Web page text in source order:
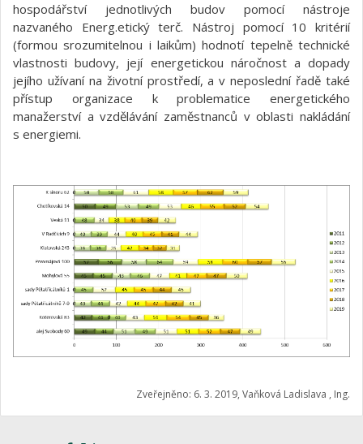
hospodářství jednotlivých budov pomocí nástroje
nazvaného Energ.etický terč. Nástroj pomocí 10 kritérií
(formou srozumitelnou i laikům) hodnotí tepelně technické
vlastnosti budovy, její energetickou náročnost a dopady
jejího užívaní na životní prostředí, a v neposlední řadě také
přístup organizace k problematice energetického
manažerství a vzdělávání zaměstnanců v oblasti nakládání
s energiemi.
Zveřejněno: 6. 3. 2019, Vaňková Ladislava , Ing.